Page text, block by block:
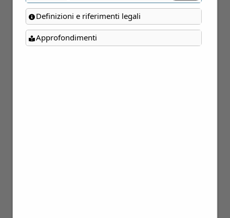
Lifestyle Magazine
30
Settembre 2021
Una preziosa regola di Bon Ton
Definizioni e riferimenti legali
Approfondimenti